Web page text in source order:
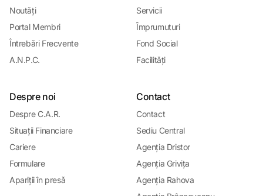
Noutǎți
Portal Membri
Întrebǎri Frecvente
A.N.P.C.
Servicii
Împrumuturi
Fond Social
Facilitǎți
Despre noi
Despre C.A.R.
Situații Financiare
Cariere
Formulare
Apariții în presǎ
Contact
Contact
Sediu Central
Agenția Dristor
Agenția Grivița
Agenția Rahova